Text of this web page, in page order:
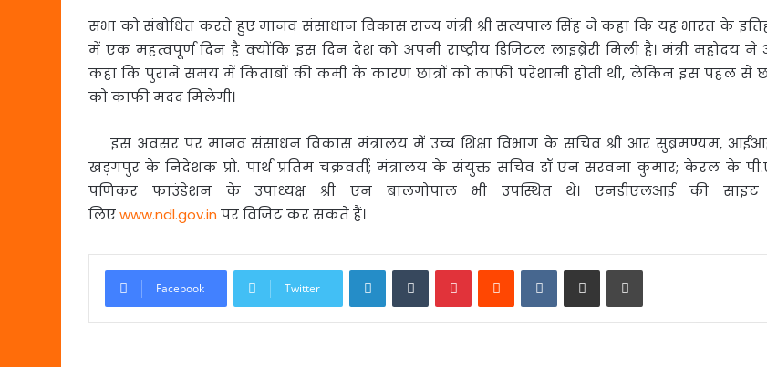
सभा को संबोधित करते हुए मानव संसाधान विकास राज्य मंत्री श्री सत्यपाल सिंह ने कहा कि यह भारत के
में एक महत्वपूर्ण दिन है क्योंकि इस दिन देश को अपनी राष्ट्रीय डिजिटल लाइब्रेरी मिली है। मंत्री महोदय
कहा कि पुराने समय में किताबों की कमी के कारण छात्रों को काफी परेशानी होती थी, लेकिन इस पहल से
को काफी मदद मिलेगी।
इस अवसर पर मानव संसाधन विकास मंत्रालय में उच्च शिक्षा विभाग के सचिव श्री आर सुब्रमण्यम,
खड़गपुर के निदेशक प्रो. पार्थ प्रतिम चक्रवर्ती; मंत्रालय के संयुक्त सचिव डॉ एन सरवना कुमार; केरल के
पणिकर फाउंडेशन के उपाध्यक्ष श्री एन बालगोपाल भी उपस्थित थे। एनडीएलआई की
लिएwww.ndl.gov.in पर विजिट कर सकते हैं।
Facebook Twitter
LinkedInTumblrPinterestReddit VKontakte
Share via Email Print